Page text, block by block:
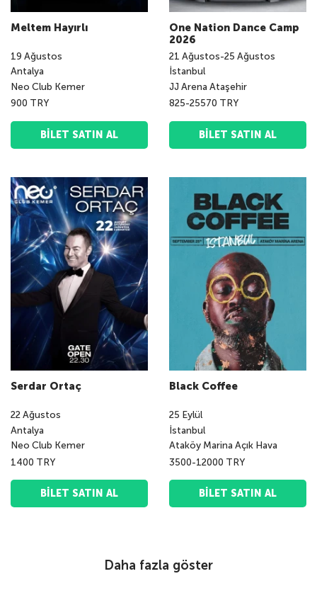
Meltem Hayırlı
19 Ağustos
Antalya
Neo Club Kemer
900 TRY
BILET SATIN AL
One Nation Dance Camp
2026
21 Ağustos-25 Ağustos
İstanbul
JJ Arena Ataşehir
825-25570 TRY
BILET SATIN AL
Serdar Ortaç
22Ağustos
Antalya
Neo Club Kemer
1400 TRY
BILET SATIN AL
Black Coffee
25 Eylül
İstanbul
Ataköy Marina Açık Hava
3500-12000 TRY
BILET SATIN AL
Daha fazla göster